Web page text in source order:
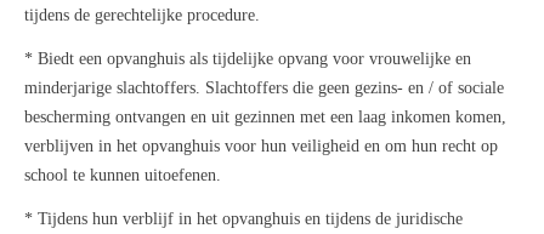
tijdens de gerechtelijke procedure.
* Biedt een opvanghuis als tijdelijke opvang voor vrouwelijke en
minderjarige slachtoffers. Slachtoffers die geen gezins- en / of sociale
bescherming ontvangen en uit gezinnen met een laag inkomen komen,
verblijven in het opvanghuis voor hun veiligheid en om hun recht op
school te kunnen uitoefenen.
* Tijdens hun verblijf in het opvanghuis en tijdens de juridische